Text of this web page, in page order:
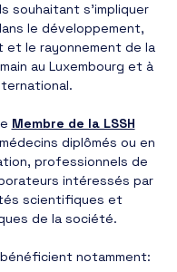
souhaitant s’impliquer
le développement,
et le rayonnement de la
au Luxembourg et à
Membre de la LSSH
diplômés ou en
professionnels de
intéressés par
scientifiques et
de la société.
notamment: